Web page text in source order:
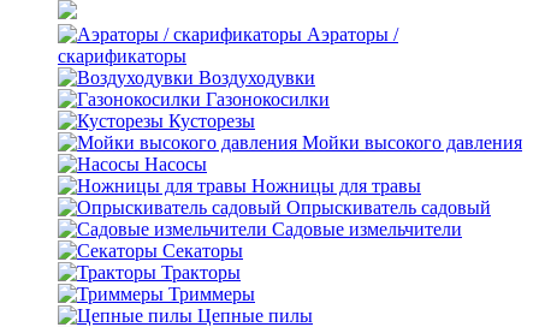
Аэраторы /
скарификаторы
Воздуходувки
Газонокосилки
Кусторезы
Мойки высокого давления
Насосы
Ножницы для травы
Опрыскиватель садовый
Садовые измельчители
Секаторы
Тракторы
Триммеры
Цепные пилы